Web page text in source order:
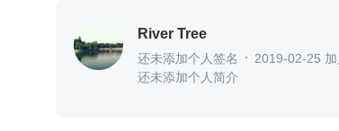
River Tree
还未添加个人签名
2019-02-25 加
还未添加个人简介